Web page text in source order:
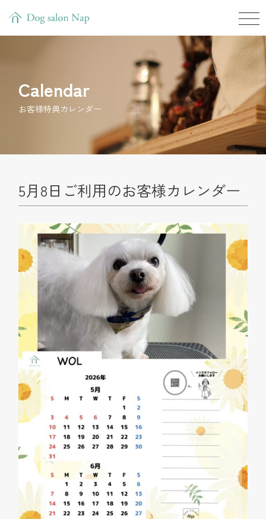
Calendar
お客様特典カレンダー
5月8日ご利用のお客様カレンダー